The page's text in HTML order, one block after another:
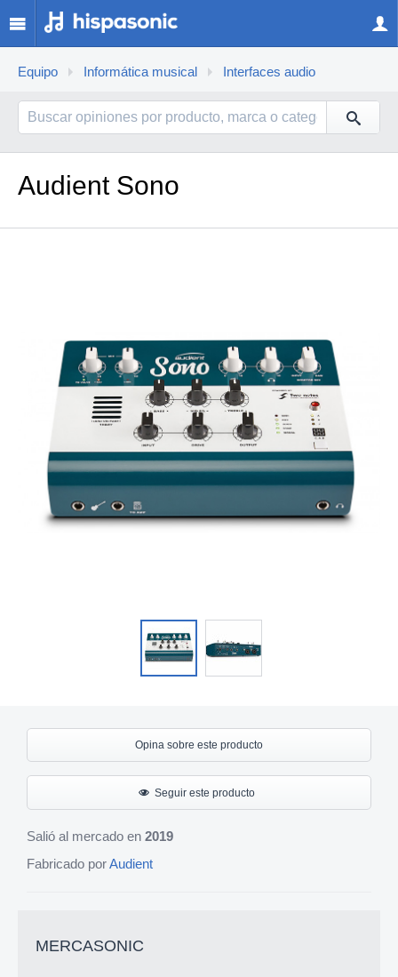
Equipo Informática musical Interfaces audio
Audient Sono
Opina sobre este producto
Seguir este producto
Salió al mercado en 2019
Fabricado porAudient
MERCASONIC